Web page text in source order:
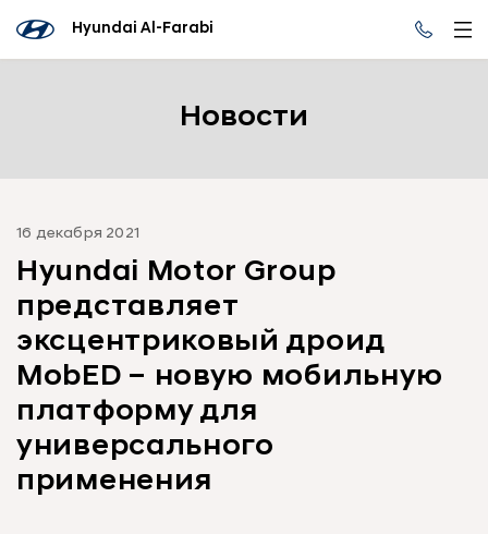
Hyundai Al-Farabi
Новости
16 декабря 2021
Hyundai Motor Group
представляет
эксцентриковый дроид
MobED – новую мобильную
платформу для
универсального
применения